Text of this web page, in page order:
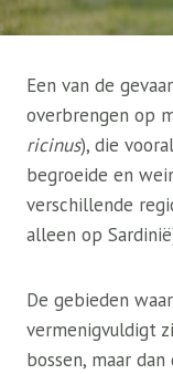
Een van de
overbrengen op
ricinus), die
begroeide en
verschillende
alleen op
De gebieden
vermenigvuldigt
bossen, maar